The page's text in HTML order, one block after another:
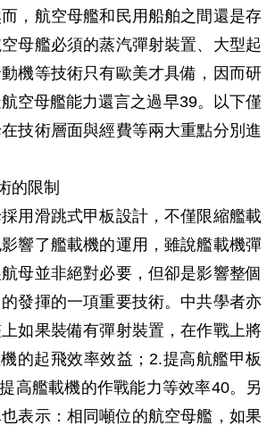
，航空母艦和民用船舶之間還是存
母艦必須的蒸汽彈射裝置、大型起
機等技術只有歐美才具備，因而研
空母艦能力還言之過早39。以下僅
技術層面與經費等兩大重點分別進
的限制
用滑跳式甲板設計，不僅限縮艦載
響了艦載機的運用，雖說艦載機彈
母並非絕對必要，但卻是影響整個
發揮的一項重要技術。中共學者亦
如果裝備有彈射裝置，在作戰上將
的起飛效率效益；2.提高航艦甲板
高艦載機的作戰能力等效率40。另
表示：相同噸位的航空母艦，如果